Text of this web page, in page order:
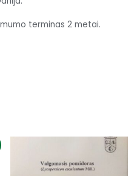
terminas 2 metai.